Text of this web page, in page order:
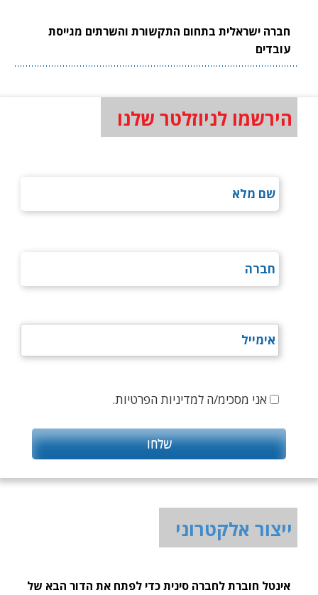
חברה ישראלית בתחום התקשורת והשרתים מגייסת
עובדים
הירשמו לניוזלטר שלנו
אני מסכימ/ה למדיניות הפרטיות.
ייצור אלקטרוני
אינטל חוברת לחברה סינית כדי לפתח את הדור הבא של